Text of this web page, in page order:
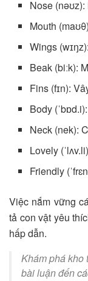
Nose (nəʊz):
Mouth
Wings
Beak (biːk):
Fins (fɪn):
Body
Neck (nek):
Lovely
Friendly
Việc nắm vững
tả con vật yêu
hấp dẫn.
Khám phá kho
bài luận đến